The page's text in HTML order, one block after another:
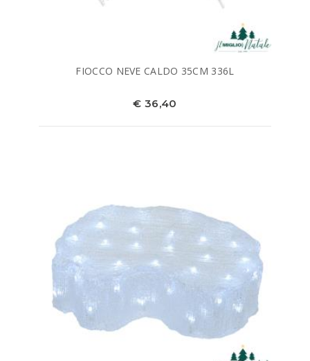
FIOCCO NEVE CALDO 35CM 336L
€ 36,40